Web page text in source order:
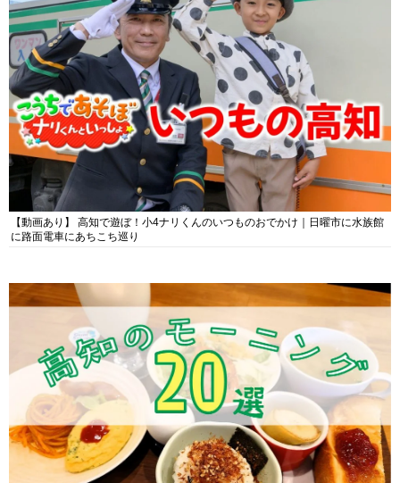
【動画あり】 高知で遊ぼ！小4ナリくんのいつものおでかけ｜日曜市に水族館
に路面電車にあちこち巡り